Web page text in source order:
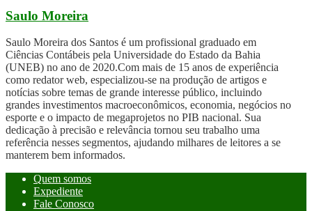
Saulo Moreira
Saulo Moreira dos Santos é um profissional graduado em
Ciências Contábeis pela Universidade do Estado da Bahia
(UNEB) no ano de 2020.Com mais de 15 anos de experiência
como redator web, especializou-se na produção de artigos e
notícias sobre temas de grande interesse público, incluindo
grandes investimentos macroeconômicos, economia, negócios no
esporte e o impacto de megaprojetos no PIB nacional. Sua
dedicação à precisão e relevância tornou seu trabalho uma
referência nesses segmentos, ajudando milhares de leitores a se
manterem bem informados.
Quem somos
Expediente
Fale Conosco